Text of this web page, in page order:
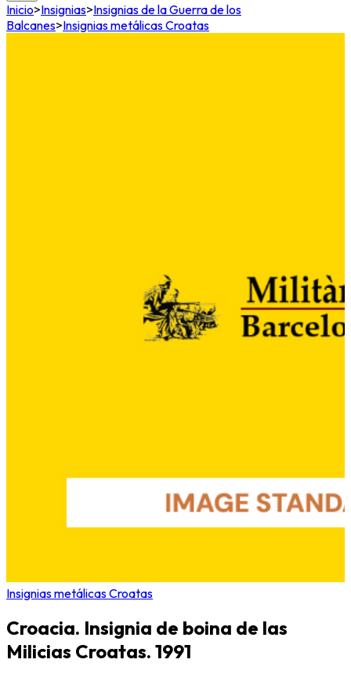
Inicio>Insignias>Insignias de la Guerra de los
Balcanes>Insignias metálicas Croatas
Insignias metálicas Croatas
Croacia. Insignia de boina de las
Milicias Croatas. 1991